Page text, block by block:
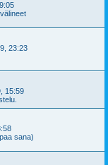
23:23
15:59
sana)